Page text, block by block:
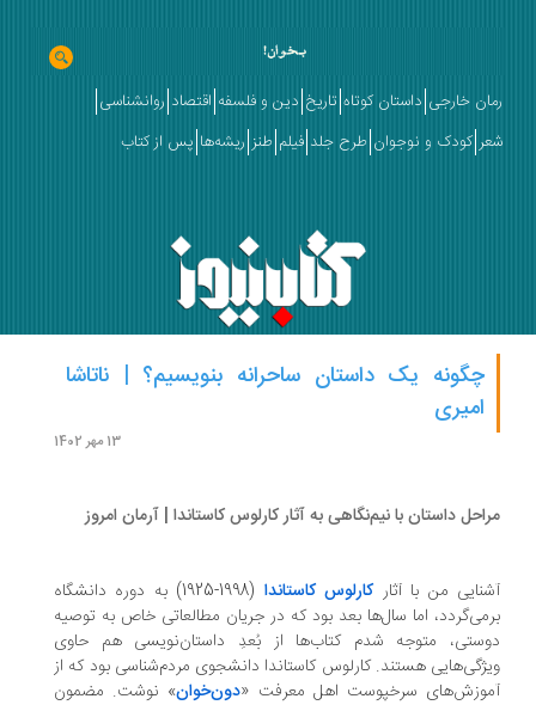
خارجی داستان کوتاه تاریخ دین و فلسفه اقتصاد روانشناسی
کودک و نوجوان طرح جلد فیلم طنز ریشه‌ها پس از کتاب
چگونه یک داستان ساحرانه بنویسیم؟ | ناتاشا
امیری
داستان با نیم‌نگاهی به آثار کارلوس کاستاندا | آرمان امروز
من با آثار کارلوس کاستاندا
(1998-1925) به دوره دانشگاه
اما سال‌ها بعد بود که در جریان مطالعاتی خاص به توصیه
متوجه شدم کتاب‌ها از بُعدِ داستان‌نویسی هم حاوی
هستند. کارلوس کاستاندا دانشجوی مردم‌شناسی بود که از
سرخپوست اهل معرفت «دون‌خوان» نوشت. مضمون